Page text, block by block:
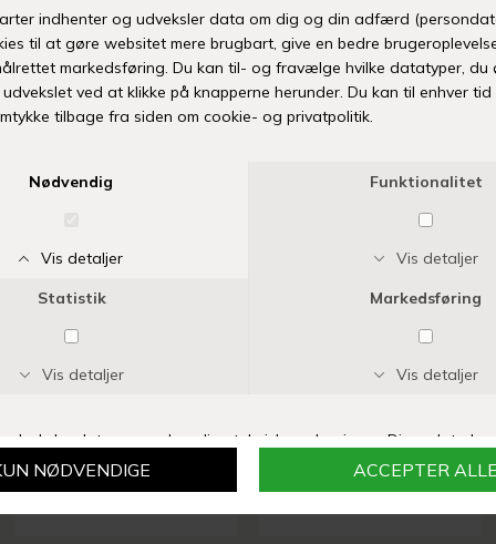
TILFØJ TIL ØNSKESKYEN
Fri fragt over 399 kr Levering 1-3 hverdage 14 dages fuld returret
Vi anbefaler også